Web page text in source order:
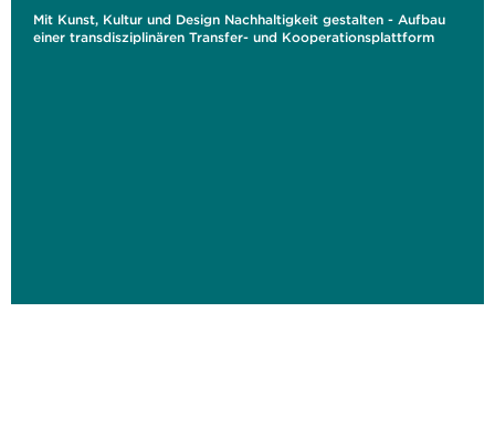
Mit Kunst, Kultur und Design Nachhaltigkeit gestalten - Aufbau
einer transdisziplinären Transfer- und Kooperationsplattform